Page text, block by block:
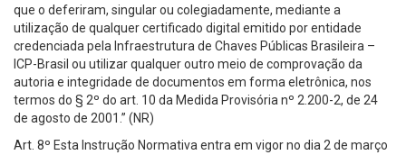
que o deferiram, singular ou colegiadamente, mediante a
utilização de qualquer certificado digital emitido por entidade
credenciada pela Infraestrutura de Chaves Públicas Brasileira –
ICP-Brasil ou utilizar qualquer outro meio de comprovação da
autoria e integridade de documentos em forma eletrônica, nos
termos do § 2º do art. 10 da Medida Provisória nº 2.200-2, de 24
de agosto de 2001.” (NR)
Art. 8º Esta Instrução Normativa entra em vigor no dia 2 de março